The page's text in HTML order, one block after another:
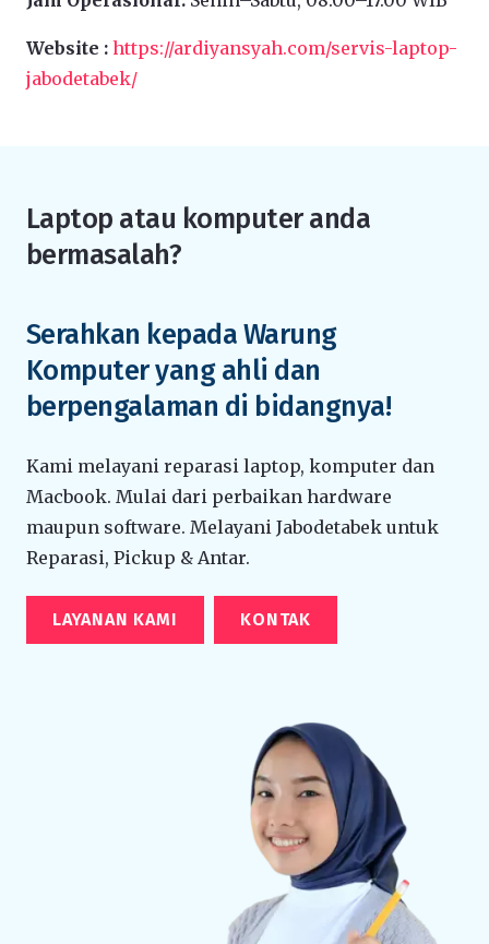
Website : https://ardiyansyah.com/servis-laptop-
jabodetabek/
Laptop atau komputer anda
bermasalah?
Serahkan kepada Warung
Komputer yang ahli dan
berpengalaman di bidangnya!
Kami melayani reparasi laptop, komputer dan
Macbook. Mulai dari perbaikan hardware
maupun software. Melayani Jabodetabek untuk
Reparasi, Pickup & Antar.
LAYANAN KAMI KONTAK